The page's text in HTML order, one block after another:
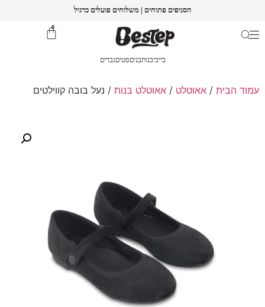
הסניפים פתוחים | משלוחים פועלים כרגיל
0
בייביבנותבניםסטיםגברים
עמוד הבית / אאוטלט / אאוטלט בנות / נעל בובה קווילטים